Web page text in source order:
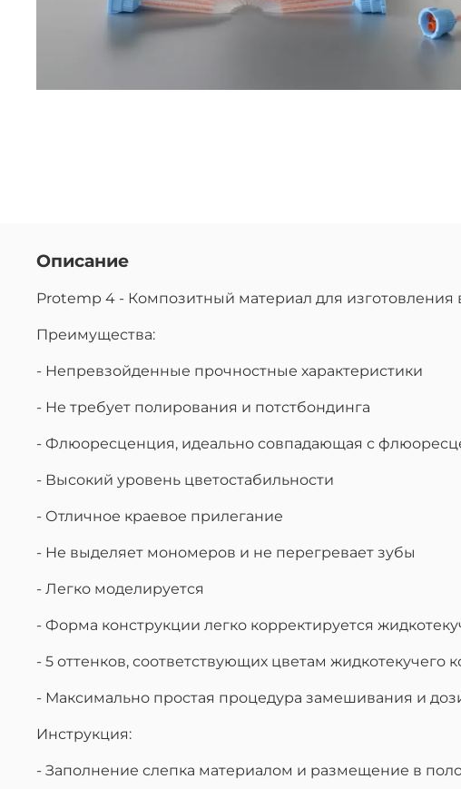
Описание
Protemp 4 - Композитный материал для
Преимущества:
- Непревзойденные прочностные характеристики
- Не требует полирования и потстбондинга
- Флюоресценция, идеально совпадающая с
- Высокий уровень цветостабильности
- Отличное краевое прилегание
- Не выделяет мономеров и не перегревает зубы
- Легко моделируется
- Форма конструкции легко корректируется
- 5 оттенков, соответствующих цветам жидкотекучего
- Максимально простая процедура замешивания и
Инструкция:
- Заполнение слепка материалом и размещение в